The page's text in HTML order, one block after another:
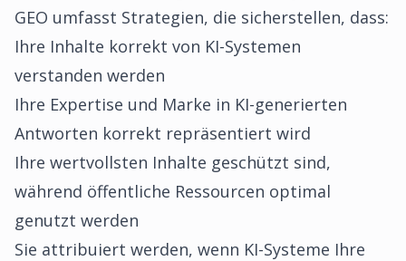
GEO umfasst Strategien, die sicherstellen, dass:
Ihre Inhalte korrekt von KI-Systemen
verstanden werden
Ihre Expertise und Marke in KI-generierten
Antworten korrekt repräsentiert wird
Ihre wertvollsten Inhalte geschützt sind,
während öffentliche Ressourcen optimal
genutzt werden
Sie attribuiert werden, wenn KI-Systeme Ihre